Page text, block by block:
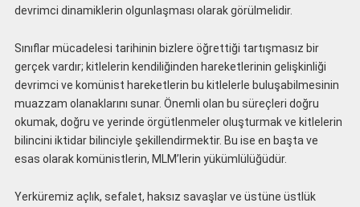
devrimci dinamiklerin olgunlaşması olarak görülmelidir.
Sınıflar mücadelesi tarihinin bizlere öğrettiği tartışmasız bir
gerçek vardır; kitlelerin kendiliğinden hareketlerinin gelişkinliği
devrimci ve komünist hareketlerin bu kitlelerle buluşabilmesinin
muazzam olanaklarını sunar. Önemli olan bu süreçleri doğru
okumak, doğru ve yerinde örgütlenmeler oluşturmak ve kitlelerin
bilincini iktidar bilinciyle şekillendirmektir. Bu ise en başta ve
esas olarak komünistlerin, MLM’lerin yükümlülüğüdür.
Yerküremiz açlık, sefalet, haksız savaşlar ve üstüne üstlük